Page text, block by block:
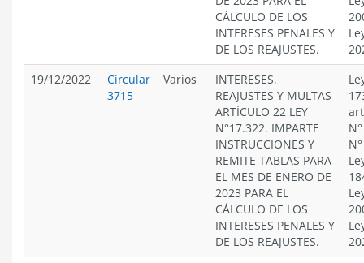
CÁLCULO DE LOS
INTERESES PENALES Y
DE LOS REAJUSTES.
19/12/2022
Circular
3715
Varios
INTERESES,
REAJUSTES Y MULTAS
ARTÍCULO 22 LEY
N°17.322. IMPARTE
INSTRUCCIONES Y
REMITE TABLAS PARA
EL MES DE ENERO DE
2023 PARA EL
CÁLCULO DE LOS
INTERESES PENALES Y
DE LOS REAJUSTES.